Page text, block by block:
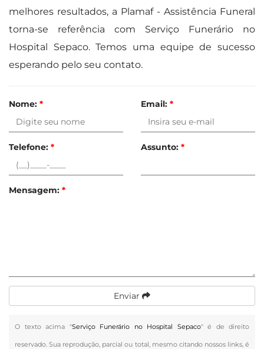
melhores resultados, a Plamaf - Assistência Funeral
torna-se referência com Serviço Funerário no
Hospital Sepaco. Temos uma equipe de sucesso
esperando pelo seu contato.
Nome: * Email: *
Telefone: * Assunto: *
Mensagem: *
Enviar
O texto acima "Serviço Funerário no Hospital Sepaco" é de direito
reservado. Sua reprodução, parcial ou total, mesmo citando nossos links, é